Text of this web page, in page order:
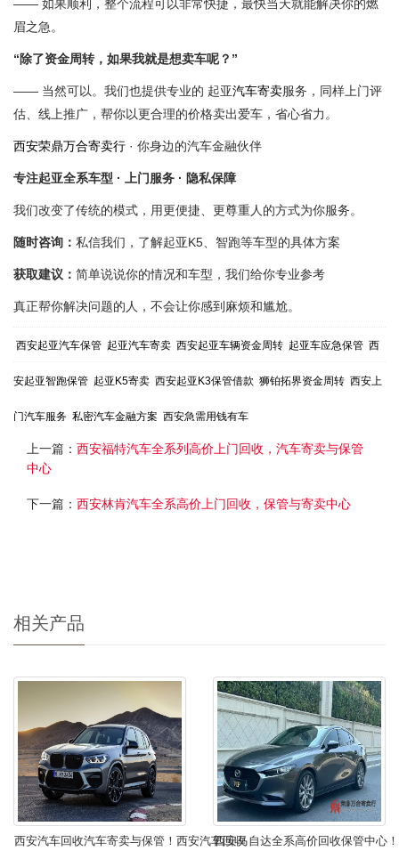
—— 如果顺利，整个流程可以非常快捷，最快当天就能解决你的燃
眉之急。
“除了资金周转，如果我就是想卖车呢？”
—— 当然可以。我们也提供专业的 起亚汽车寄卖服务，同样上门评
估、线上推广，帮你以更合理的价格卖出爱车，省心省力。
西安荣鼎万合寄卖行 · 你身边的汽车金融伙伴
专注起亚全系车型 · 上门服务 · 隐私保障
我们改变了传统的模式，用更便捷、更尊重人的方式为你服务。
随时咨询： 私信我们，了解起亚K5、智跑等车型的具体方案
获取建议： 简单说说你的情况和车型，我们给你专业参考
真正帮你解决问题的人，不会让你感到麻烦和尴尬。
西安起亚汽车保管 起亚汽车寄卖 西安起亚车辆资金周转 起亚车应急保管 西
安起亚智跑保管 起亚K5寄卖 西安起亚K3保管借款 狮铂拓界资金周转 西安上
门汽车服务 私密汽车金融方案 西安急需用钱有车
上一篇： 西安福特汽车全系列高价上门回收，汽车寄卖与保管
中心
下一篇： 西安林肯汽车全系高价上门回收，保管与寄卖中心
相关产品
西安汽车回收汽车寄卖与保管！西安汽车回收西安马自达全系高价回收保管中心